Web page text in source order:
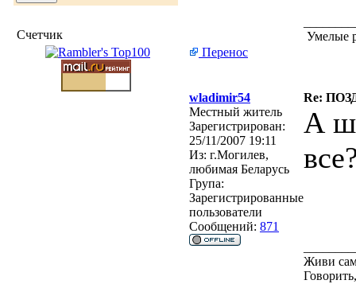
Счетчик
Умелые
Перенос
wladimir54
Re:
Местный житель
Зарегистрирован:
25/11/2007 19:11
Из: г.Могилев,
любимая Беларусь
Група:
Зарегистрированные
пользователи
Сообщений: 871
А
Живи